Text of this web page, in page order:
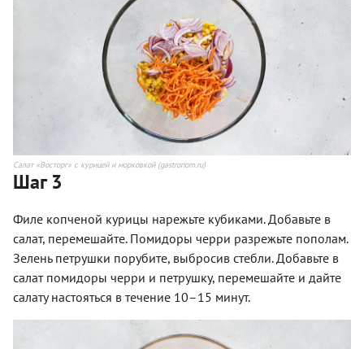
Салат «Восторг» с курицей и морковкой (gastronom.ru)
Шаг 3
Филе копченой курицы нарежьте кубиками. Добавьте в
салат, перемешайте. Помидоры черри разрежьте пополам.
Зелень петрушки порубите, выбросив стебли. Добавьте в
салат помидоры черри и петрушку, перемешайте и дайте
салату настояться в течение 10–15 минут.